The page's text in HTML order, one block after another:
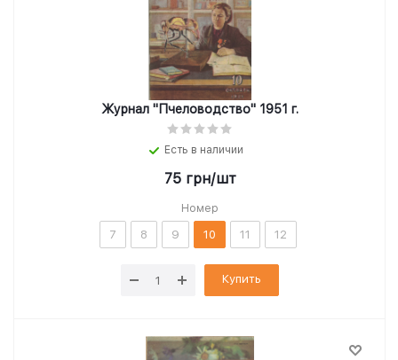
Журнал "Пчеловодство" 1951 г.
Есть в наличии
75грн/шт
Номер
7 8 9 10 11 12
Купить